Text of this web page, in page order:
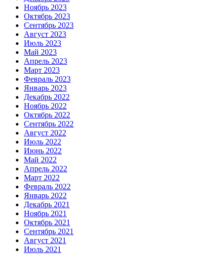
Ноябрь 2023
Октябрь 2023
Сентябрь 2023
Август 2023
Июль 2023
Май 2023
Апрель 2023
Март 2023
Февраль 2023
Январь 2023
Декабрь 2022
Ноябрь 2022
Октябрь 2022
Сентябрь 2022
Август 2022
Июль 2022
Июнь 2022
Май 2022
Апрель 2022
Март 2022
Февраль 2022
Январь 2022
Декабрь 2021
Ноябрь 2021
Октябрь 2021
Сентябрь 2021
Август 2021
Июль 2021